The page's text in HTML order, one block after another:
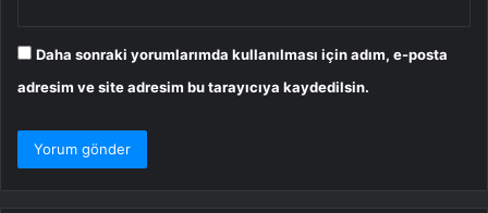
Daha sonraki yorumlarımda kullanılması için adım, e-posta
adresim ve site adresim bu tarayıcıya kaydedilsin.